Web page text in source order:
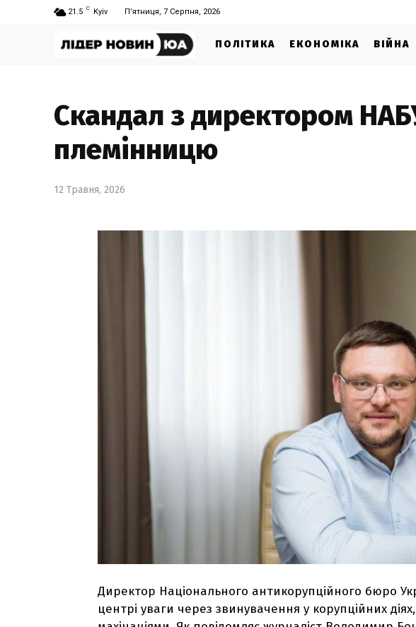
21.5 C Kyiv П’ятниця, 7 Серпня, 2026
ПОЛІТИКА ЕКОНОМІКА ВІЙНА
Скандал з директором
племінницю
12 Травня, 2026
Директор Національного антикорупційного бюро
центрі уваги через звинувачення у корупційних